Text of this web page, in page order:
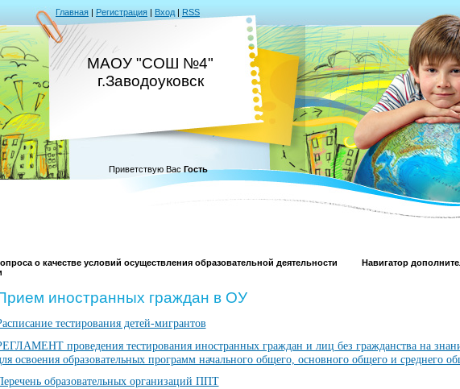
Главная | Регистрация | Вход | RSS
МАОУ "СОШ №4"
г.Заводоуковск
Приветствую Вас Гость
о качестве условий осуществления образовательной деятельности
Навигатор
иностранных граждан в ОУ
тестирования детей-мигрантов
проведения тестирования иностранных граждан и лиц без гражданства на
освоения образовательных программ начального общего, основного общего и среднего
образовательных организаций ППТ